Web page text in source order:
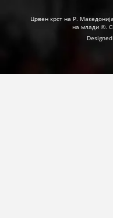
Црвен крст на Р.
на млади ©.